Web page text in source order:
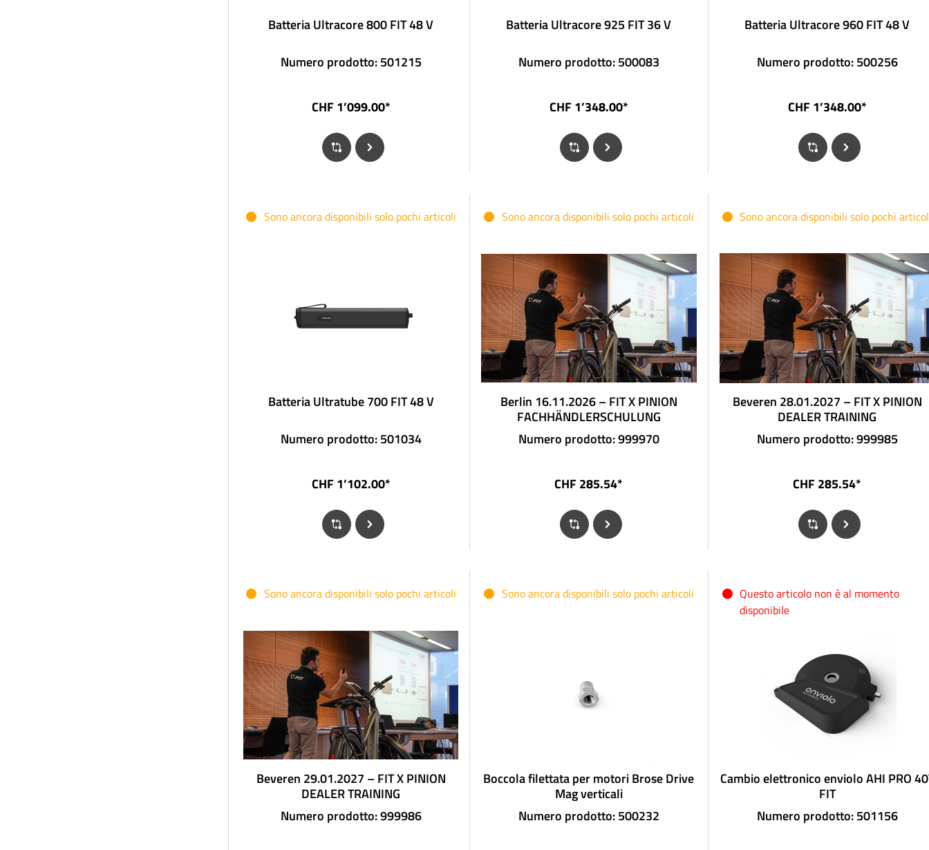
Batteria Ultracore 800 FIT 48 V
Numero prodotto: 501215
CHF 1’099.00*
Batteria Ultracore 925 FIT 36 V
Numero prodotto: 500083
CHF 1’348.00*
Batteria Ultracore 960 FIT 48 V
Numero prodotto: 500256
CHF 1’348.00*
Sono ancora disponibili solo pochi articoli
Batteria Ultratube 700 FIT 48 V
Numero prodotto: 501034
CHF 1’102.00*
Sono ancora disponibili solo pochi articoli
Berlin 16.11.2026 – FIT X PINION
FACHHÄNDLERSCHULUNG
Numero prodotto: 999970
CHF 285.54*
Sono ancora disponibili solo pochi
Beveren 28.01.2027 – FIT X PINION
DEALER TRAINING
Numero prodotto: 999985
CHF 285.54*
Sono ancora disponibili solo pochi articoli
Beveren 29.01.2027 – FIT X PINION
DEALER TRAINING
Numero prodotto: 999986
Sono ancora disponibili solo pochi articoli
Boccola filettata per motori Brose Drive
Mag verticali
Numero prodotto: 500232
Questo articolo non è al momento
disponibile
Cambio elettronico enviolo AHI PRO
FIT
Numero prodotto: 501156